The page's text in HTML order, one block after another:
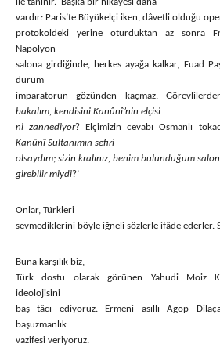
ile tanınır. Başka bir hikâyesi daha
vardır: Paris’te Büyükelçi iken, dâvetli olduğu
protokoldeki yerine oturduktan az sonra
Napolyon
salona girdiğinde, herkes ayağa kalkar, Fuad
durum
imparatorun gözünden kaçmaz.
bakalım, kendisini Kanûnî’nin elçisi
ni zannediyor? Elçimizin cevabı Osmanlı
Kanûnî Sultanımın sefiri
olsaydım; sizin kralınız, benim bulunduğum
girebilir miydi?’
Onlar, Türkleri
sevmediklerini böyle iğneli sözlerle ifâde ederler.
Buna karşılık biz,
Türk dostu olarak görünen Yahudi Moiz
ideolojisini
baş tâcı ediyoruz. Ermeni asıllı Agop
başuzmanlık
vazifesi veriyoruz.